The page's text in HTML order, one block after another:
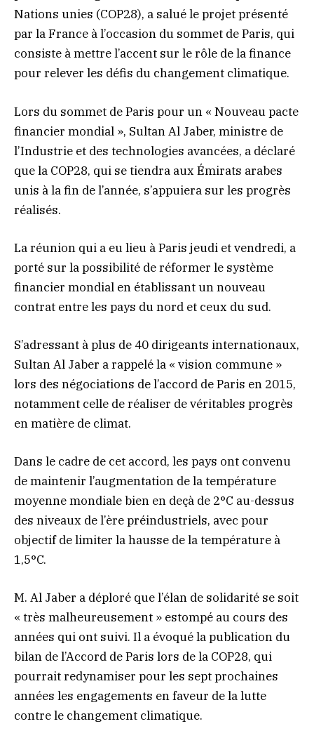
Nations unies (COP28), a salué le projet présenté
par la France à l’occasion du sommet de Paris, qui
consiste à mettre l’accent sur le rôle de la finance
pour relever les défis du changement climatique.
Lors du sommet de Paris pour un « Nouveau pacte
financier mondial », Sultan Al Jaber, ministre de
l’Industrie et des technologies avancées, a déclaré
que la COP28, qui se tiendra aux Émirats arabes
unis à la fin de l’année, s’appuiera sur les progrès
réalisés.
La réunion qui a eu lieu à Paris jeudi et vendredi, a
porté sur la possibilité de réformer le système
financier mondial en établissant un nouveau
contrat entre les pays du nord et ceux du sud.
S’adressant à plus de 40 dirigeants internationaux,
Sultan Al Jaber a rappelé la « vision commune »
lors des négociations de l’accord de Paris en 2015,
notamment celle de réaliser de véritables progrès
en matière de climat.
Dans le cadre de cet accord, les pays ont convenu
de maintenir l’augmentation de la température
moyenne mondiale bien en deçà de 2°C au-dessus
des niveaux de l’ère préindustriels, avec pour
objectif de limiter la hausse de la température à
1,5°C.
M. Al Jaber a déploré que l’élan de solidarité se soit
« très malheureusement » estompé au cours des
années qui ont suivi. Il a évoqué la publication du
bilan de l’Accord de Paris lors de la COP28, qui
pourrait redynamiser pour les sept prochaines
années les engagements en faveur de la lutte
contre le changement climatique.